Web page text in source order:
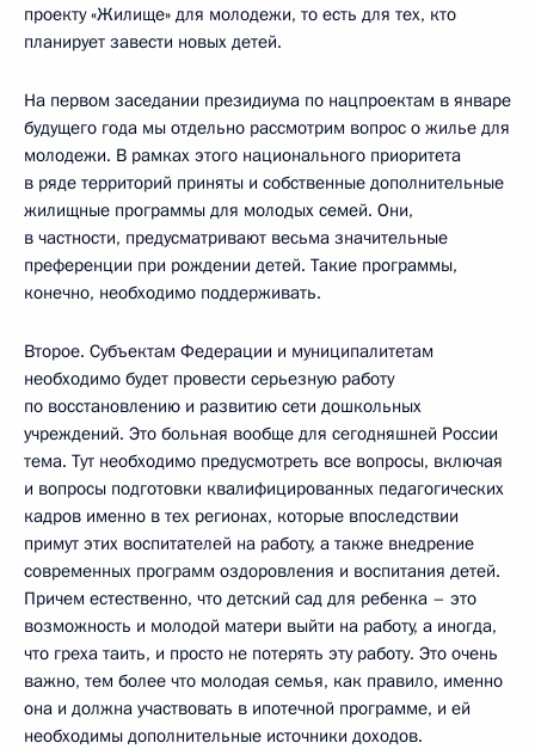
проекту «Жилище» для молодежи, то есть для тех, кто
планирует завести новых детей.
На первом заседании президиума по нацпроектам в январе
будущего года мы отдельно рассмотрим вопрос о жилье для
молодежи. В рамках этого национального приоритета
в ряде территорий приняты и собственные дополнительные
жилищные программы для молодых семей. Они,
в частности, предусматривают весьма значительные
преференции при рождении детей. Такие программы,
конечно, необходимо поддерживать.
Второе. Субъектам Федерации и муниципалитетам
необходимо будет провести серьезную работу
по восстановлению и развитию сети дошкольных
учреждений. Это больная вообще для сегодняшней России
тема. Тут необходимо предусмотреть все вопросы, включая
и вопросы подготовки квалифицированных педагогических
кадров именно в тех регионах, которые впоследствии
примут этих воспитателей на работу, а также внедрение
современных программ оздоровления и воспитания детей.
Причем естественно, что детский сад для ребенка – это
возможность и молодой матери выйти на работу, а иногда,
что греха таить, и просто не потерять эту работу. Это очень
важно, тем более что молодая семья, как правило, именно
она и должна участвовать в ипотечной программе, и ей
необходимы дополнительные источники доходов.